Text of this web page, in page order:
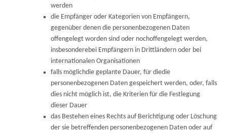
werden
die Empfänger oder Kategorien von Empfängern,
gegenüber denen die personenbezogenen Daten
offengelegt worden sind oder nochoffengelegt werden,
insbesonderebei Empfängern in Drittländern oder bei
internationalen Organisationen
falls möglichdie geplante Dauer, für diedie
personenbezogenen Daten gespeichert werden, oder, falls
dies nicht möglich ist, die Kriterien für die Festlegung
dieser Dauer
das Bestehen eines Rechts auf Berichtigung oder Löschung
der sie betreffenden personenbezogenen Daten oder auf